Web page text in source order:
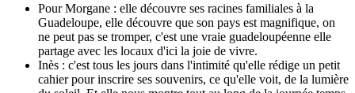
Pour Morgane : elle découvre ses racines familiales à la
Guadeloupe, elle découvre que son pays est magnifique, on
ne peut pas se tromper, c'est une vraie guadeloupéenne elle
partage avec les locaux d'ici la joie de vivre.
Inès : c'est tous les jours dans l'intimité qu'elle rédige un petit
cahier pour inscrire ses souvenirs, ce qu'elle voit, de la lumière